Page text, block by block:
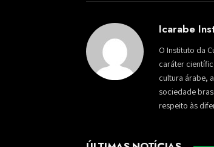
Icarabe
O Instituto da
caráter
cultura árabe,
sociedade
respeito às